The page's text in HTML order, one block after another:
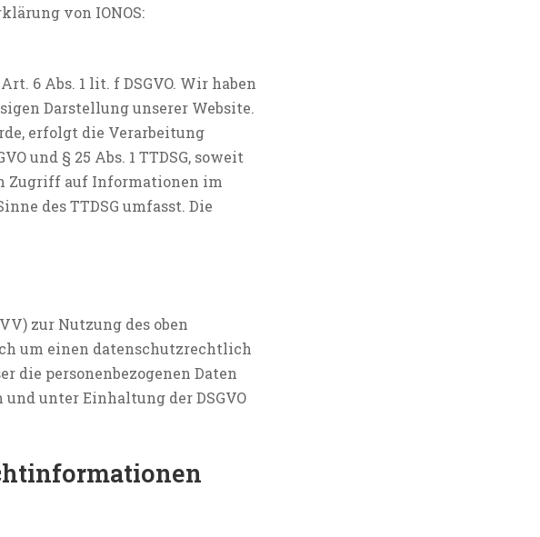
von IONOS:
6 Abs. 1 lit. f DSGVO. Wir haben
Darstellung unserer Website.
erfolgt die Verarbeitung
und § 25 Abs. 1 TTDSG, soweit
Zugriff auf Informationen im
des TTDSG umfasst. Die
zur Nutzung des oben
um einen datenschutzrechtlich
die personenbezogenen Daten
unter Einhaltung der DSGVO